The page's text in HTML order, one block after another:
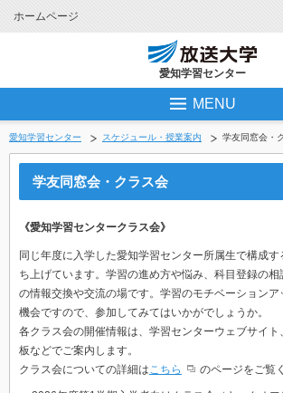
ホームページ
愛知学習センター
MENU
愛知学習センター スケジュール・授業案内 学友同窓会・
学友同窓会・クラス会
《愛知学習センタークラス会》
同じ年度に入学した愛知学習センター所属生で構成
ち上げています。学習の進め方や悩み、科目登録の
の情報交換や交流の場です。学習のモチベーション
機会ですので、参加してみてはいかがでしょうか。
各クラス会の開催情報は、学習センターウェブサイ
板などでご案内します。
クラス会についての詳細は こちら のページをご覧